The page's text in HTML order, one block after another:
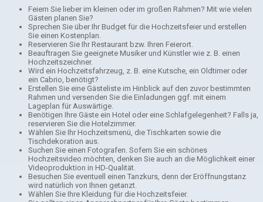
Feiern Sie lieber im kleinen oder im großen Rahmen? Mit wie vielen
Gästen planen Sie?
Sprechen Sie über Ihr Budget für die Hochzeitsfeier und erstellen
Sie einen Kostenplan.
Reservieren Sie Ihr Restaurant bzw. Ihren Feierort.
Beauftragen Sie geeignete Musiker und Künstler wie z. B. einen
Hochzeitszeichner.
Wird ein Hochzeitsfahrzeug, z. B. eine Kutsche, ein Oldtimer oder
ein Cabrio, benötigt?
Erstellen Sie eine Gästeliste im Hinblick auf den zuvor bestimmten
Rahmen und versenden Sie die Einladungen ggf. mit einem
Lageplan für Auswärtige.
Benötigen Ihre Gäste ein Hotel oder eine Schlafgelegenheit? Falls ja,
reservieren Sie die Hotelzimmer.
Wählen Sie Ihr Hochzeitsmenü, die Tischkarten sowie die
Tischdekoration aus.
Suchen Sie einen Fotografen. Sofern Sie ein schönes
Hochzeitsvideo möchten, denken Sie auch an die Möglichkeit einer
Videoproduktion in HD-Qualität.
Besuchen Sie eventuell einen Tanzkurs, denn der Eröffnungstanz
wird natürlich von Ihnen getanzt.
Wählen Sie Ihre Kleidung für die Hochzeitsfeier.